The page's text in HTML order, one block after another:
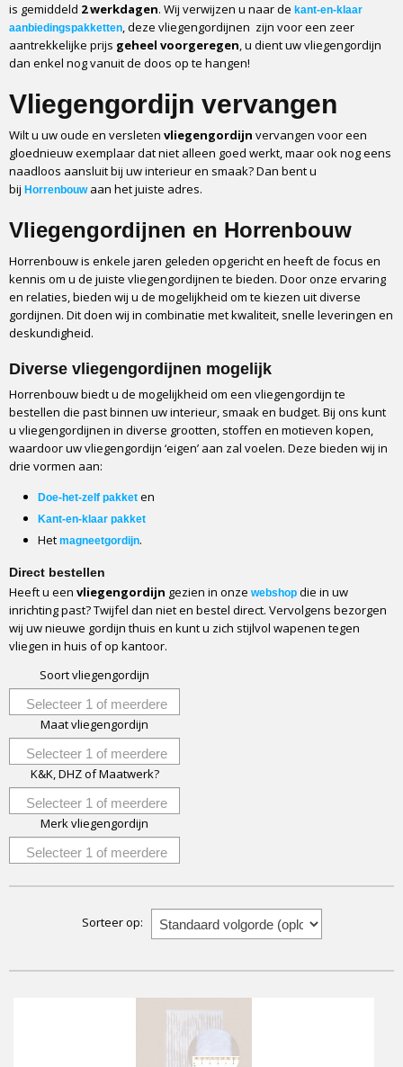
is gemiddeld 2 werkdagen. Wij verwijzen u naar de kant-en-klaar
aanbiedingspakketten, deze vliegengordijnen zijn voor een zeer
aantrekkelijke prijs geheel voorgeregen, u dient uw vliegengordijn
dan enkel nog vanuit de doos op te hangen!
Vliegengordijn vervangen
Wilt u uw oude en versleten vliegengordijn vervangen voor een
gloednieuw exemplaar dat niet alleen goed werkt, maar ook nog eens
naadloos aansluit bij uw interieur en smaak? Dan bent u
bij Horrenbouwaan het juiste adres.
Vliegengordijnen en Horrenbouw
Horrenbouw is enkele jaren geleden opgericht en heeft de focus en
kennis om u de juiste vliegengordijnen te bieden. Door onze ervaring
en relaties, bieden wij u de mogelijkheid om te kiezen uit diverse
gordijnen. Dit doen wij in combinatie met kwaliteit, snelle leveringen en
deskundigheid.
Diverse vliegengordijnen mogelijk
Horrenbouw biedt u de mogelijkheid om een vliegengordijn te
bestellen die past binnen uw interieur, smaak en budget. Bij ons kunt
u vliegengordijnen in diverse grootten, stoffen en motieven kopen,
waardoor uw vliegengordijn ‘eigen’ aan zal voelen. Deze bieden wij in
drie vormen aan:
Doe-het-zelf pakket en
Kant-en-klaar pakket
Het magneetgordijn.
Direct bestellen
Heeft u een vliegengordijn gezien in onze webshop die in uw
inrichting past? Twijfel dan niet en bestel direct. Vervolgens bezorgen
wij uw nieuwe gordijn thuis en kunt u zich stijlvol wapenen tegen
vliegen in huis of op kantoor.
Soort vliegengordijn
Selecteer 1 of meerdere
opties
Maat vliegengordijn
Selecteer 1 of meerdere
opties
K&K, DHZ of Maatwerk?
Selecteer 1 of meerdere
opties
Merk vliegengordijn
Selecteer 1 of meerdere
Sorteer op: